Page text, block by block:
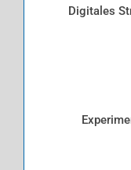
Digitales